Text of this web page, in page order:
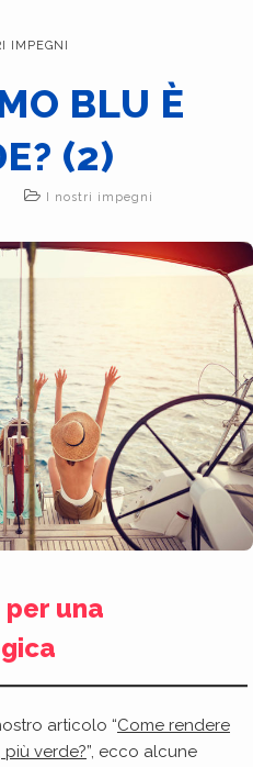
IMPEGNI
BLU È
(2)
I nostri impegni
una
articolo “Come rendere
verde?”, ecco alcune